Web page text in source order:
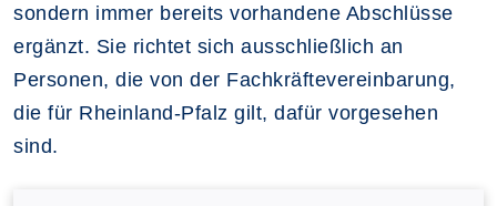
sondern immer bereits vorhandene Abschlüsse
ergänzt. Sie richtet sich ausschließlich an
Personen, die von der Fachkräftevereinbarung,
die für Rheinland-Pfalz gilt, dafür vorgesehen
sind.